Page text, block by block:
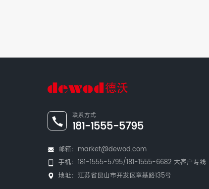
联系方式
181-1555-5795
邮箱： market@dewod.com
手机： 181-1555-5795/181-1555-6682 大客户专线
地址：江苏省昆山市开发区章基路135号